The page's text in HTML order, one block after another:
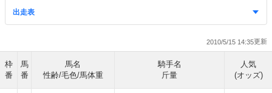
2010/5/15 14:35
枠
番
馬
番
馬名
性齢/毛色/馬体重
騎手名
斤量
人気
(オッズ)